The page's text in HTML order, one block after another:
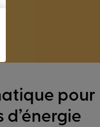
pour
d’énergie